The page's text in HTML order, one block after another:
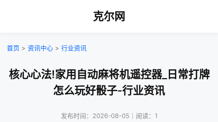
克尔网
首页 > 资讯中心 > 行业资讯
核心心法!家用自动麻将机遥控器_日常打牌
怎么玩好骰子-行业资讯
发布时间：2026-08-05｜阅读：1